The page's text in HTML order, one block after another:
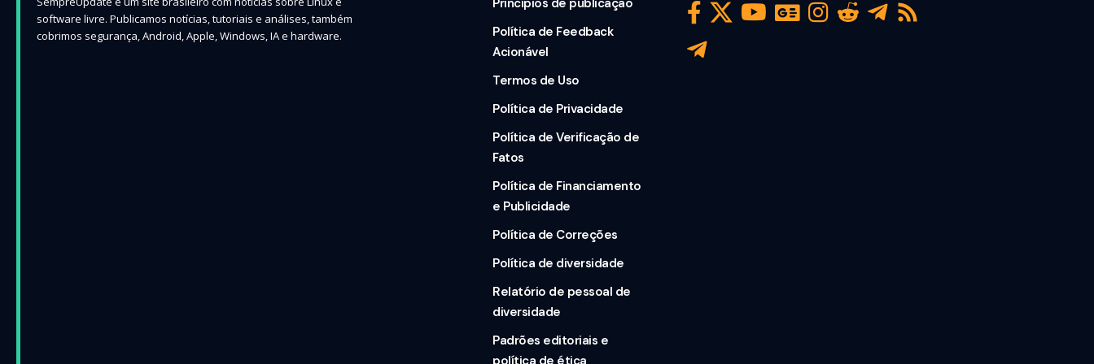
software livre. Publicamos notícias, tutoriais e análises, também
cobrimos segurança, Android, Apple, Windows, IA e hardware.
Política de Feedback
Acionável
Termos de Uso
Política de Privacidade
Política de Verificação de
Fatos
Política de Financiamento
e Publicidade
Política de Correções
Política de diversidade
Relatório de pessoal de
diversidade
Padrões editoriais e
política de ética